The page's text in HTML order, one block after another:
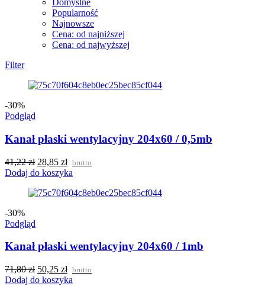
Domyślne
Popularność
Najnowsze
Cena: od najniższej
Cena: od najwyższej
Filter
-30%
Podgląd
Kanał płaski wentylacyjny 204x60 / 0,5mb
41,22zł 28,85 zł brutto
Dodaj do koszyka
-30%
Podgląd
Kanał płaski wentylacyjny 204x60 / 1mb
71,80zł 50,25 zł brutto
Dodaj do koszyka